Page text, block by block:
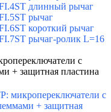
длинный рычаг
рычаг
короткий рычаг
рычаг-ролик L=16
с
+ защитная пластина
микропереключатели с
+ защитная